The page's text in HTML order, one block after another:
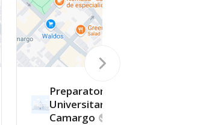
Preparatoria
Universitario De Cd.
Camargo